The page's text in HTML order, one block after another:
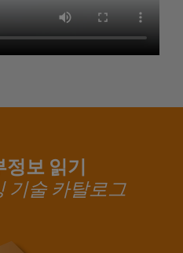
보 읽기
기술 카탈로그